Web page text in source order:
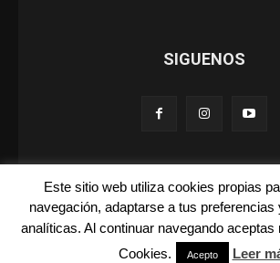
SIGUENOS
El Faro de Hellín 2025
La Foto de la Semana
Publicidad
Este sitio web utiliza cookies propias
navegación, adaptarse a tus preferencias
analíticas. Al continuar navegando aceptas
Cookies.
Acepto Leer